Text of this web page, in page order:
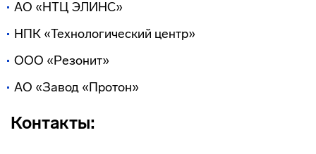
АО «НТЦ ЭЛИНС»
НПК «Технологический центр»
ООО «Резонит»
АО «Завод «Протон»
Контакты: